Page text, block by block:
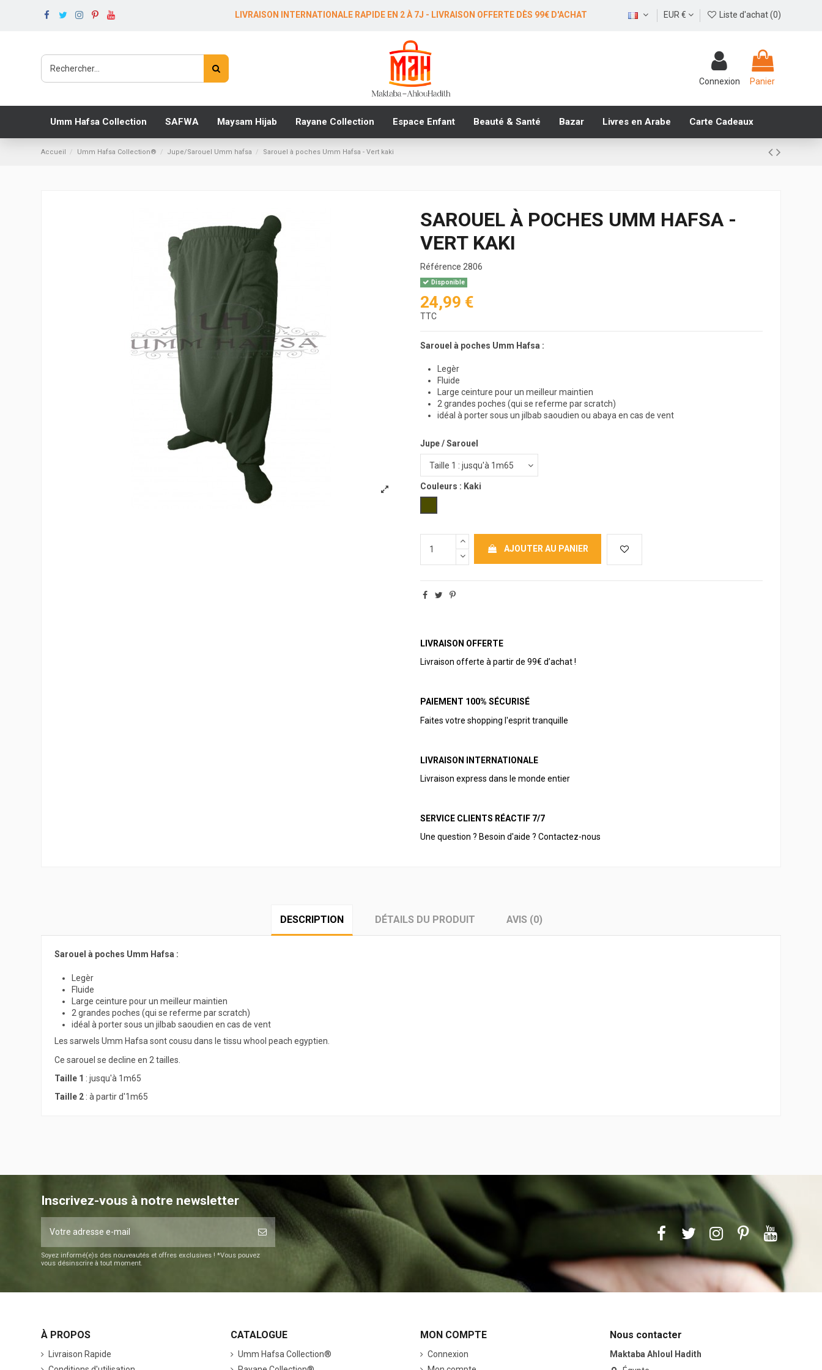
LIVRAISON INTERNATIONALE RAPIDE EN 2 À 7J - LIVRAISON OFFERTE DÈS 99€ D'ACHAT EUR € Liste d'achat (0)
Connexion Panier
Umm Hafsa Collection SAFWA Maysam Hijab Rayane Collection Espace Enfant Beauté & Santé Bazar Livres en Arabe Carte Cadeaux
Accueil ‎Umm Hafsa Collection® Jupe/Sarouel Umm hafsa Sarouel à poches Umm Hafsa - Vert kaki
SAROUEL À POCHES UMM HAFSA -
VERT KAKI
Référence 2806
Disponible
24,99 €
TTC
Sarouel à poches Umm Hafsa :
Legèr
Fluide
Large ceinture pour un meilleur maintien
2 grandes poches (qui se referme par scratch)
idéal à porter sous un jilbab saoudien ou abaya en cas de vent
Jupe / Sarouel
Couleurs : Kaki
AJOUTER AU PANIER
LIVRAISON OFFERTE
Livraison offerte à partir de 99€ d’achat !
PAIEMENT 100% SÉCURISÉ
Faites votre shopping l'esprit tranquille
LIVRAISON INTERNATIONALE
Livraison express dans le monde entier
SERVICE CLIENTS RÉACTIF 7/7
Une question ? Besoin d'aide ? Contactez-nous
DESCRIPTION DÉTAILS DU PRODUIT AVIS (0)
Sarouel à poches Umm Hafsa :
Legèr
Fluide
Large ceinture pour un meilleur maintien
2 grandes poches (qui se referme par scratch)
idéal à porter sous un jilbab saoudien en cas de vent
Les sarwels Umm Hafsa sont cousu dans le tissu whool peach egyptien.
Ce sarouel se decline en 2 tailles.
Taille 1 : jusqu'à 1m65
Taille 2 : à partir d'1m65
Inscrivez-vous à notre newsletter
Soyez informé(e)s des nouveautés et offres exclusives ! *Vous pouvez
vous désinscrire à tout moment.
À PROPOS
Livraison Rapide
CATALOGUE
‎Umm Hafsa Collection®
MON COMPTE
Connexion
Nous contacter
Maktaba Ahloul Hadith